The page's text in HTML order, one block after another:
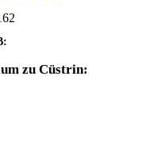
zu Cüstrin: